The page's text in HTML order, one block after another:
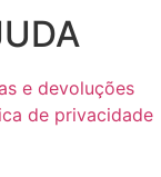
e devoluções
de privacidade